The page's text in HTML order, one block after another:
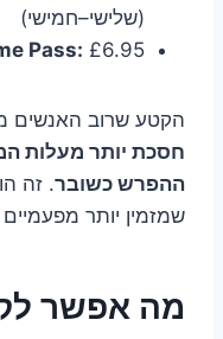
(שלישי–חמישי)
Pass: £6.95 לחודש / £69.50 לשנה
הקטע שרוב האנשים
ההפרש כשובר. זה
שמזמין יותר
מה אפשר